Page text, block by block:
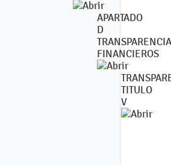
APARTADO
D
TRANSPARENCIA
FINANCIEROS
TITULO
V